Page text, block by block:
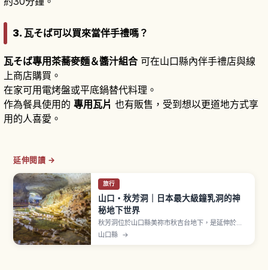
3. 瓦そば可以買來當伴手禮嗎？
瓦そば專用茶蕎麥麵＆醬汁組合 可在山口縣內伴手禮店與線
上商店購買。
在家可用電烤盤或平底鍋替代料理。
作為餐具使用的 專用瓦片 也有販售，受到想以更道地方式享
用的人喜愛。
延伸閱讀 →
旅行
山口・秋芳洞｜日本最大級鐘乳洞的神
秘地下世界
秋芳洞位於山口縣美祢市秋吉台地下，是延伸於秋
吉台地下的大型鐘乳洞。觀光動線整備完善，可欣
賞由水流形塑成梯田狀的「百枚皿」，以及高聳大
山口縣 →